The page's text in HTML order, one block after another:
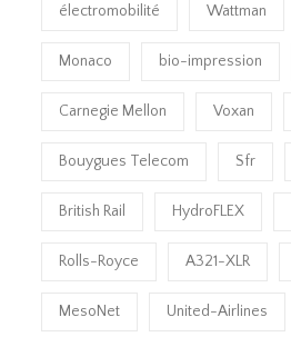
électromobilité Wattman
Monaco bio-impression
Carnegie Mellon Voxan
Bouygues Telecom Sfr
British Rail HydroFLEX
Rolls-Royce A321-XLR
MesoNet United-Airlines